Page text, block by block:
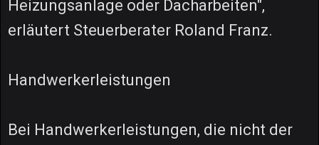
Heizungsanlage oder Dacharbeiten",
erläutert Steuerberater Roland Franz.
Handwerkerleistungen
Bei Handwerkerleistungen, die nicht der